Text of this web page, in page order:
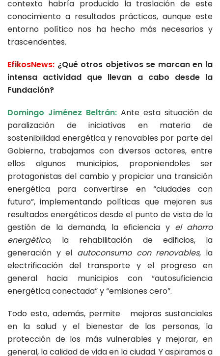
contexto habría producido la traslación de este
conocimiento a resultados prácticos, aunque este
entorno político nos ha hecho más necesarios y
trascendentes.
EfikosNews: ¿Qué otros objetivos se marcan en la
intensa actividad que llevan a cabo desde la
Fundación?
Domingo Jiménez Beltrán: Ante esta situación de
paralización de iniciativas en materia de
sostenibilidad energética y renovables por parte del
Gobierno, trabajamos con diversos actores, entre
ellos algunos municipios, proponiendoles ser
protagonistas del cambio y propiciar una transición
energética para convertirse en “ciudades con
futuro”, implementando políticas que mejoren sus
resultados energéticos desde el punto de vista de la
gestión de la demanda, la eficiencia y el ahorro
energético, la rehabilitación de edificios, la
generación y el autoconsumo con renovables, la
electrificación del transporte y el progreso en
general hacia municipios con “autosuficiencia
energética conectada” y “emisiones cero”.
Todo esto, además, permite mejoras sustanciales
en la salud y el bienestar de las personas, la
protección de los más vulnerables y mejorar, en
general, la calidad de vida en la ciudad. Y aspiramos a